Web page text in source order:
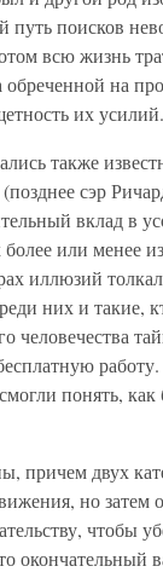
поисков
всю жизнь
обреченной на
их усилий.
также
сэр
вклад в
более или менее
иллюзий
них и такие,
человечества
понять,
причем двух
но затем
чтобы